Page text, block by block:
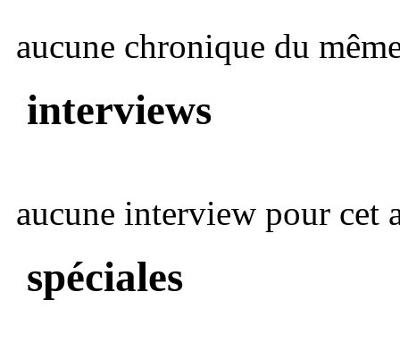
aucune chronique du
interviews
aucune interview pour cet
spéciales